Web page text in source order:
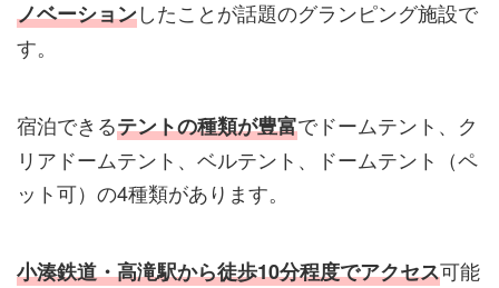
ノベーションしたことが話題のグランピング施設で
す。
宿泊できるテントの種類が豊富でドームテント、ク
リアドームテント、ベルテント、ドームテント（ペ
ット可）の4種類があります。
小湊鉄道・高滝駅から徒歩10分程度でアクセス可能